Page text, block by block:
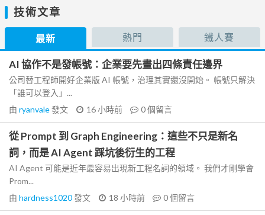
技術文章
最新 熱門 鐵人賽
AI 協作不是發帳號：企業要先畫出四條責任邊界
公司替工程師開好企業版 AI 帳號，治理其實還沒開始。 帳號只解決
「誰可以登入」...
由 ryanvale發文 16 小時前 0個留言
從 Prompt 到 Graph Engineering：這些不只是新名
詞，而是 AI Agent 踩坑後衍生的工程
AI Agent 可能是近年最容易出現新工程名詞的領域。 我們才剛學會
Prom...
由 hardness1020發文 18 小時前 0個留言